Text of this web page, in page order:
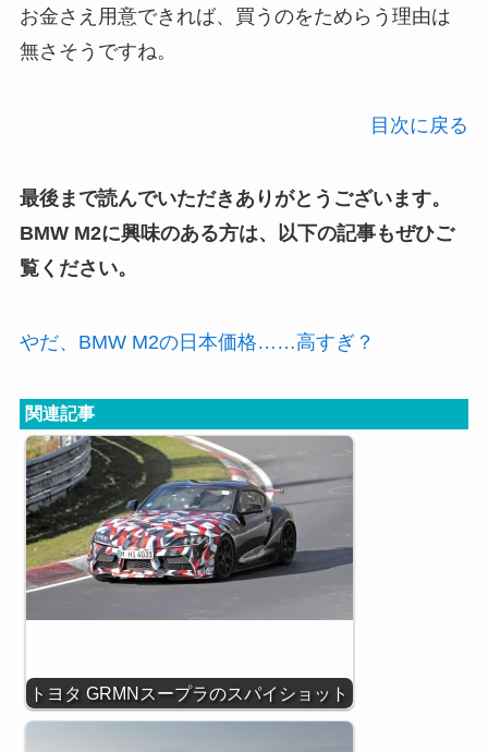
お金さえ用意できれば、買うのをためらう理由は
無さそうですね。
目次に戻る
最後まで読んでいただきありがとうございます。
BMW M2に興味のある方は、以下の記事もぜひご
覧ください。
やだ、BMW M2の日本価格……高すぎ？
関連記事
トヨタ GRMNスープラのスパイショット